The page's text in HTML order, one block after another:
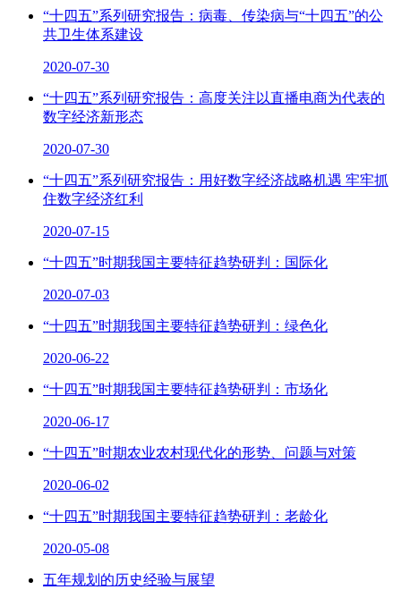
“十四五”系列研究报告：病毒、传染病与“十四五”的公
共卫生体系建设
2020-07-30
“十四五”系列研究报告：高度关注以直播电商为代表的
数字经济新形态
2020-07-30
“十四五”系列研究报告：用好数字经济战略机遇 牢牢抓
住数字经济红利
2020-07-15
“十四五”时期我国主要特征趋势研判：国际化
2020-07-03
“十四五”时期我国主要特征趋势研判：绿色化
2020-06-22
“十四五”时期我国主要特征趋势研判：市场化
2020-06-17
“十四五”时期农业农村现代化的形势、问题与对策
2020-06-02
“十四五”时期我国主要特征趋势研判：老龄化
2020-05-08
五年规划的历史经验与展望